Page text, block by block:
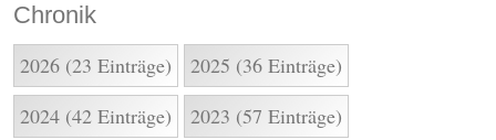
Chronik
2026 (23 Einträge)
2025 (36 Einträge)
2024 (42 Einträge)
2023 (57 Einträge)